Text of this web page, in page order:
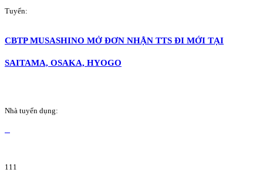
Tuyển:
CBTP MUSASHINO MỞ ĐƠN NHẬN TTS ĐI MỚI TẠI
SAITAMA, OSAKA, HYOGO
Nhà tuyển dụng:
111